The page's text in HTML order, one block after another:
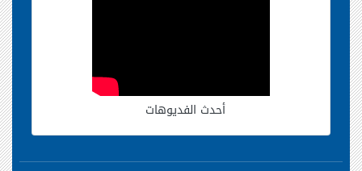
أحدث الفديوهات